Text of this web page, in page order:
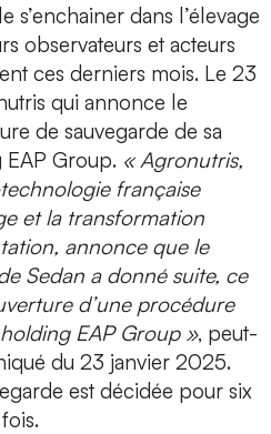
s’enchainer dans l’élevage
observateurs et acteurs
ces derniers mois. Le 23
qui annonce le
de sauvegarde de sa
EAP Group. « Agronutris,
française
et la transformation
annonce que le
Sedan a donné suite, ce
d’une procédure
EAP Group », peut-
du 23 janvier 2025.
est décidée pour six